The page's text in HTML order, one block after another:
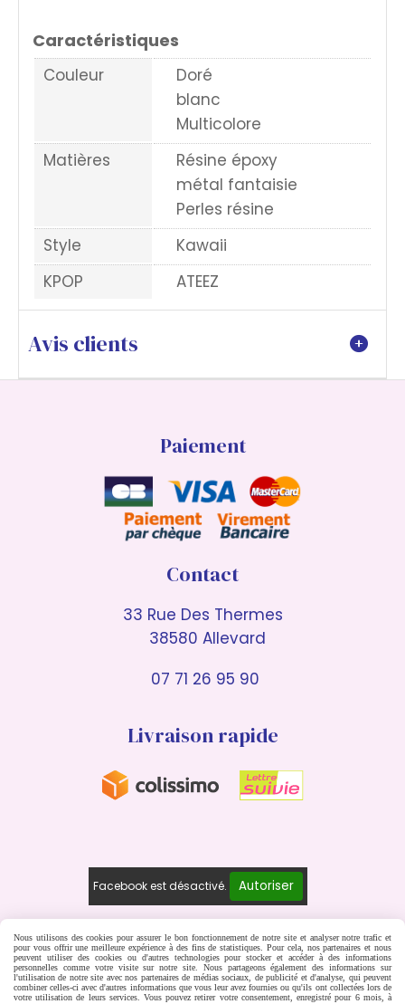
Caractéristiques
Couleur
Doré
blanc
Multicolore
Matières
Résine époxy
métal fantaisie
Perles résine
Style
Kawaii
KPOP
ATEEZ
Avis clients
Paiement
Contact
33 Rue Des Thermes
38580 Allevard
07 71 26 95 90
Livraison rapide
Facebook est désactivé. Autoriser
Mentions Légales
Conditions générales de vente
Nous utilisons des cookies pour assurer le bon fonctionnement de notre site et analyser notre trafic et
pour vous offrir une meilleure expérience à des fins de statistiques. Pour cela, nos partenaires et nous
peuvent utiliser des cookies ou d'autres technologies pour stocker et accéder à des informations
personnelles comme votre visite sur notre site. Nous partageons également des informations sur
l'utilisation de notre site avec nos partenaires de médias sociaux, de publicité et d'analyse, qui peuvent
combiner celles-ci avec d'autres informations que vous leur avez fournies ou qu'ils ont collectées lors de
votre utilisation de leurs services. Vous pouvez retirer votre consentement, enregistré pour 6 mois, à